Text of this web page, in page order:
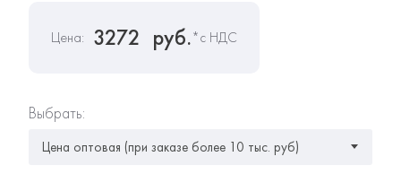
Цена: 3272 руб.*с НДС
Выбрать: